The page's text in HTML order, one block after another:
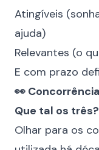
Atingíveis
ajuda)
Relevantes (o
E com prazo
👀
Que tal os três?
Olhar para os